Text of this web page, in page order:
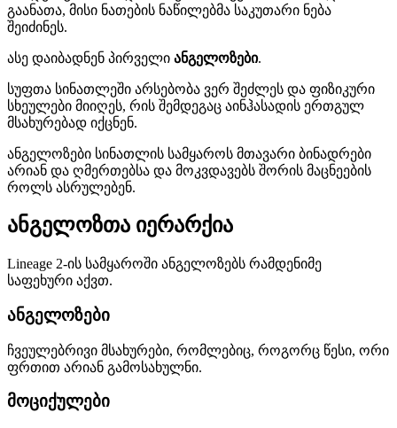
გაანათა, მისი ნათების ნაწილებმა საკუთარი ნება
შეიძინეს.
ასე დაიბადნენ პირველი ანგელოზები.
სუფთა სინათლეში არსებობა ვერ შეძლეს და ფიზიკური
სხეულები მიიღეს, რის შემდეგაც აინჰასადის ერთგულ
მსახურებად იქცნენ.
ანგელოზები სინათლის სამყაროს მთავარი ბინადრები
არიან და ღმერთებსა და მოკვდავებს შორის მაცნეების
როლს ასრულებენ.
ანგელოზთა იერარქია
Lineage 2-ის სამყაროში ანგელოზებს რამდენიმე
საფეხური აქვთ.
ანგელოზები
ჩვეულებრივი მსახურები, რომლებიც, როგორც წესი, ორი
ფრთით არიან გამოსახულნი.
მოციქულები